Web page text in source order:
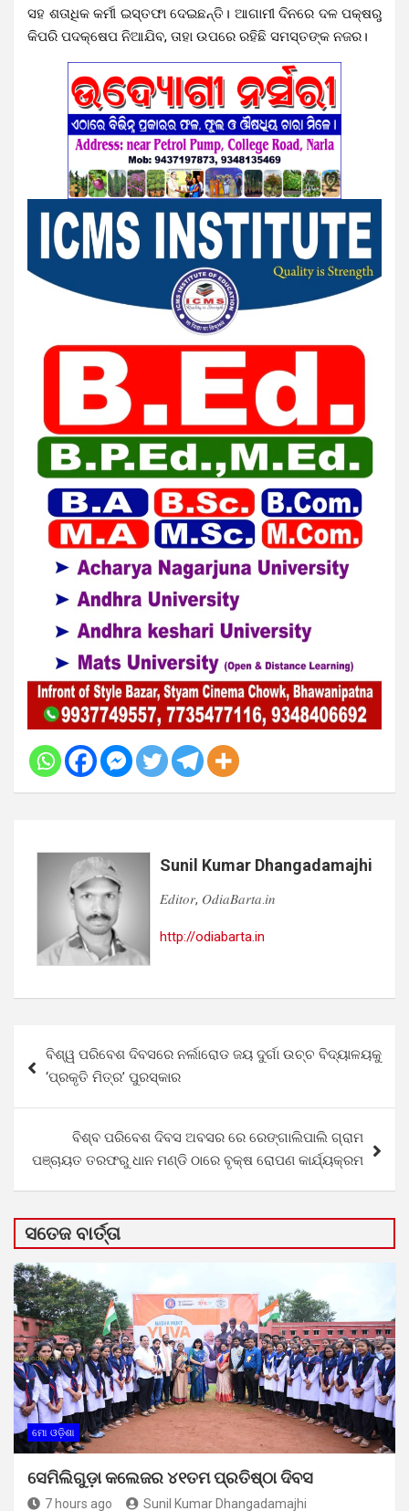
ସହ ଶତାଧିକ କର୍ମୀ ଇସ୍ତଫା ଦେଇଛନ୍ତି। ଆଗାମୀ ଦିନରେ ଦଳ ପକ୍ଷରୁ
କିପରି ପଦକ୍ଷେପ ନିଆଯିବ, ତାହା ଉପରେ ରହିଛି ସମସ୍ତଙ୍କ ନଜର।
Sunil Kumar Dhangadamajhi
𝐸𝑑𝑖𝑡𝑜𝑟, 𝑂𝑑𝑖𝑎𝐵𝑎𝑟𝑡𝑎.𝑖𝑛
http://odiabarta.in
navigation
ବିଶ୍ୱ ପରିବେଶ ଦିବସରେ ନର୍ଲାରୋଡ ଜୟ ଦୁର୍ଗା ଉଚ୍ଚ ବିଦ୍ୟାଳୟକୁ
‘ପ୍ରକୃତି ମିତ୍ର’ ପୁରସ୍କାର
ବିଶ୍ବ ପରିବେଶ ଦିବସ ଅବସର ରେ ରେଙ୍ଗାଲିପାଲି ଗ୍ରାମ
ପଞ୍ଚାୟତ ତରଫରୁ ଧାନ ମଣ୍ଡି ଠାରେ ବୃକ୍ଷ ରୋପଣ କାର୍ଯ୍ୟକ୍ରମ
ସତେଜ ବାର୍ତ୍ତା
ମୋ ଓଡ଼ିଶା
ସେମିଲିଗୁଡ଼ା କଲେଜର ୪୧ତମ ପ୍ରତିଷ୍ଠା ଦିବସ
7 hours ago Sunil Kumar Dhangadamajhi